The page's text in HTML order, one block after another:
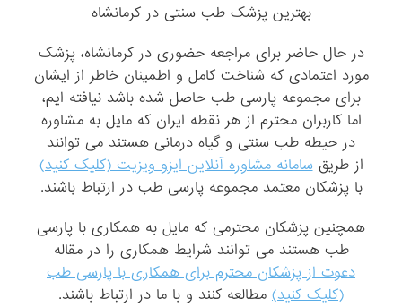
بهترین پزشک طب سنتی در کرمانشاه
در حال حاضر برای مراجعه حضوری در کرمانشاه، پزشک
مورد اعتمادی که شناخت کامل و اطمینان خاطر از ایشان
برای مجموعه پارسی طب حاصل شده باشد نیافته ایم،
اما کاربران محترم از هر نقطه ایران که مایل به مشاوره
در حیطه طب سنتی و گیاه درمانی هستند می توانند
از طریقسامانه مشاوره آنلاین ایزو ویزیت (کلیک کنید)
با پزشکان معتمد مجموعه پارسی طب در ارتباط باشند.
همچنین پزشکان محترمی که مایل به همکاری با پارسی
طب هستند می توانند شرایط همکاری را در مقاله
دعوت از پزشکان محترم برای همکاری با پارسی طب
(کلیک کنید) مطالعه کنند و با ما در ارتباط باشند.